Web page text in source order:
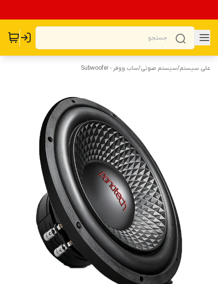
علی سیستم/سیستم صوتی/ساب ووفر - Subwoofer